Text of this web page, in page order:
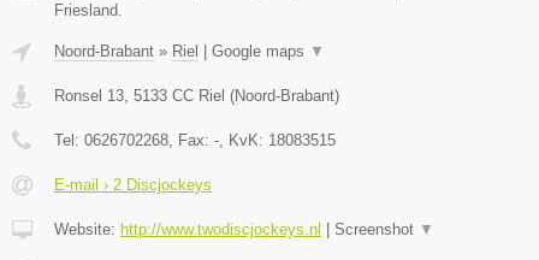
Friesland.
Noord-Brabant » Riel Google maps ▼
Ronsel 13, 5133 CC Riel (Noord-Brabant)
Tel: 0626702268, Fax: -, KvK: 18083515
E-mail › 2 Discjockeys
Website: http://www.twodiscjockeys.nl Screenshot ▼